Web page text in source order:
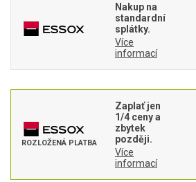
Aku křovinořezy a vyžínače
Benzínové pily
Elektrické pily
Vyvětvovací pily
Nakup na
standardní
splátky.
Více
informací
ROZLOŽENÁ PLATBA
Zaplať jen
1/4 ceny a
zbytek
později.
Více
informací